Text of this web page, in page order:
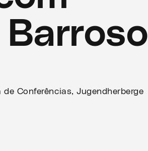
Barroso
de Conferências, Jugendherberge